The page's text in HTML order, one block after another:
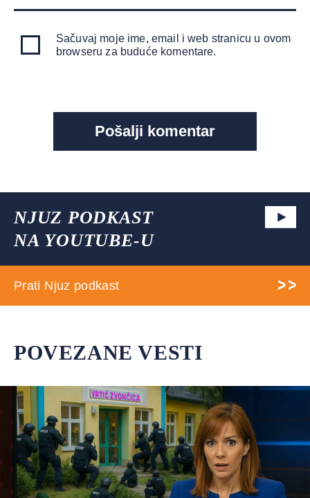
Sačuvaj moje ime, email i web stranicu u ovom
browseru za buduće komentare.
NJUZ PODKAST
NA YOUTUBE-U
Prati Njuz podkast
POVEZANE VESTI